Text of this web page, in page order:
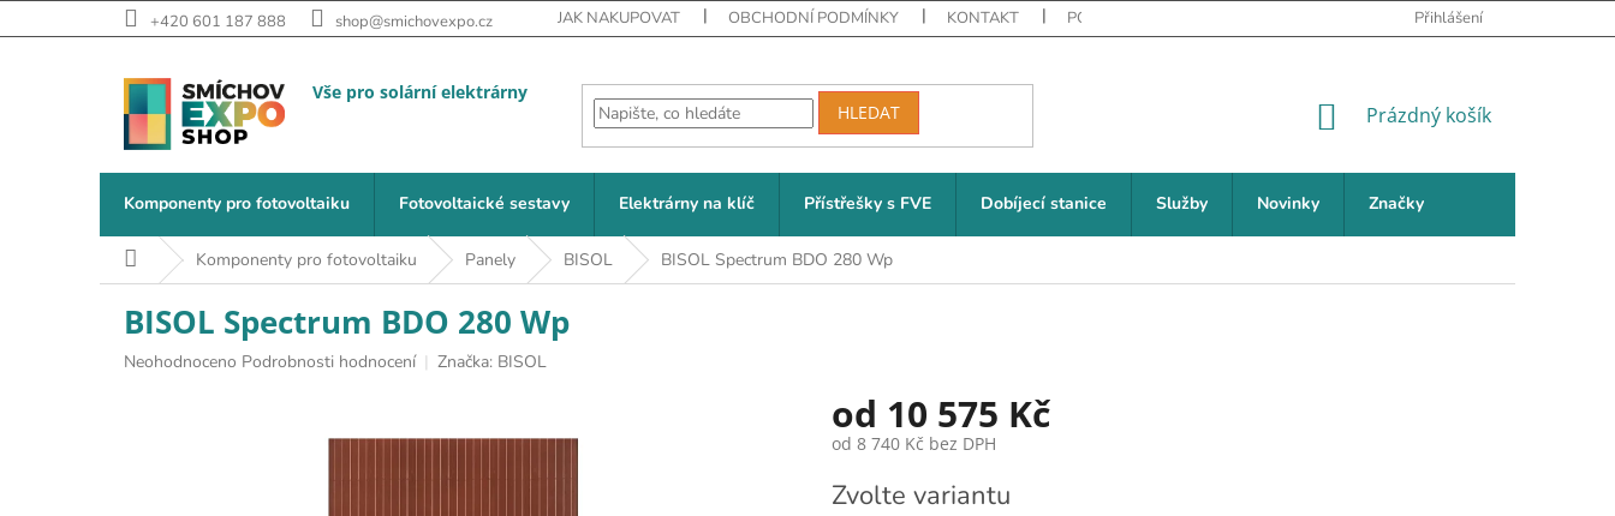
+420 601 187 888 shop@smichovexpo.cz JAK NAKUPOVAT OBCHODNÍ PODMÍNKY KONTAKT PODMÍNKY OCHRANY OSOBNÍCH ÚDAJŮ NEJČASTĚJŠÍ DOTAZY
Přihlášení
HLEDAT NÁKUPNÍ KOŠÍK
Prázdný košík
Komponenty pro fotovoltaiku Fotovoltaické sestavy Elektrárny na klíč Přístřešky s FVE Dobíjecí stanice Služby Novinky Značky
Domů Komponenty pro fotovoltaiku Panely BISOL BISOL Spectrum BDO 280 Wp
BISOL Spectrum BDO 280 Wp
Průměrné hodnocení produktu je 0,0 z 5 hvězdiček.
Neohodnoceno Podrobnosti hodnocení Značka: BISOL
od 10 575 Kč
od 8 740 Kč bez DPH
Zvolte variantu